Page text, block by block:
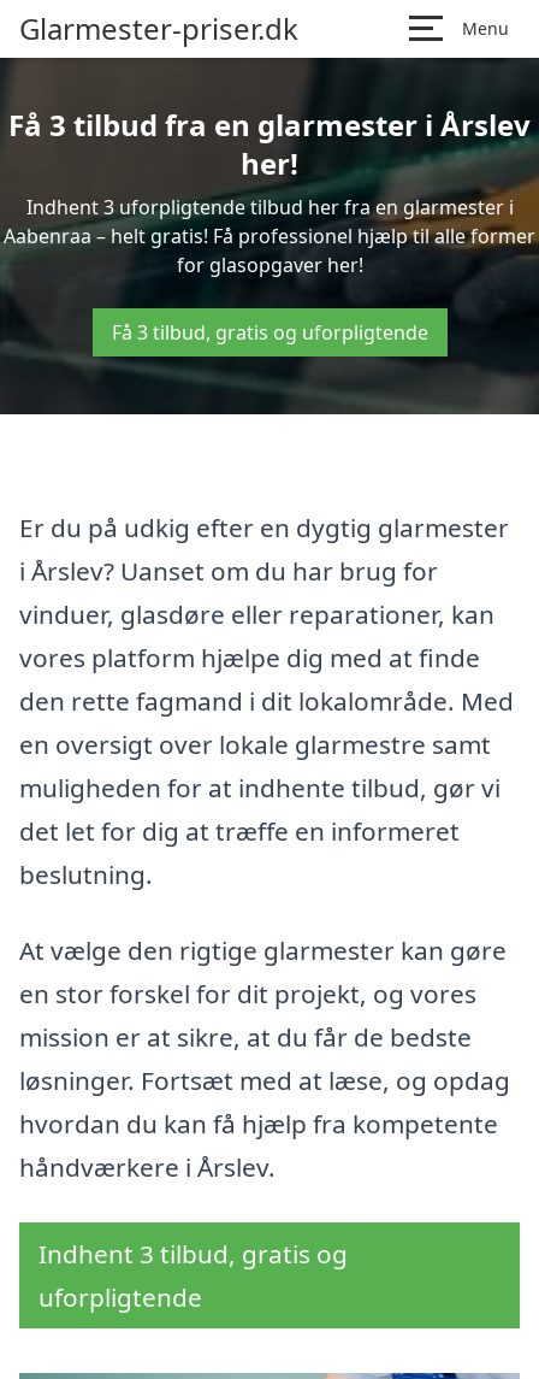
Glarmester-priser.dk Menu
Få 3 tilbud fra en glarmester i Årslev
her!
Indhent 3 uforpligtende tilbud her fra en glarmester i
Aabenraa – helt gratis! Få professionel hjælp til alle former
for glasopgaver her!
Få 3 tilbud, gratis og uforpligtende
Er du på udkig efter en dygtig glarmester
i Årslev? Uanset om du har brug for
vinduer, glasdøre eller reparationer, kan
vores platform hjælpe dig med at finde
den rette fagmand i dit lokalområde. Med
en oversigt over lokale glarmestre samt
muligheden for at indhente tilbud, gør vi
det let for dig at træffe en informeret
beslutning.
At vælge den rigtige glarmester kan gøre
en stor forskel for dit projekt, og vores
mission er at sikre, at du får de bedste
løsninger. Fortsæt med at læse, og opdag
hvordan du kan få hjælp fra kompetente
håndværkere i Årslev.
Indhent 3 tilbud, gratis og
uforpligtende